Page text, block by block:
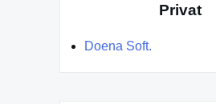
Privat
Doena Soft.